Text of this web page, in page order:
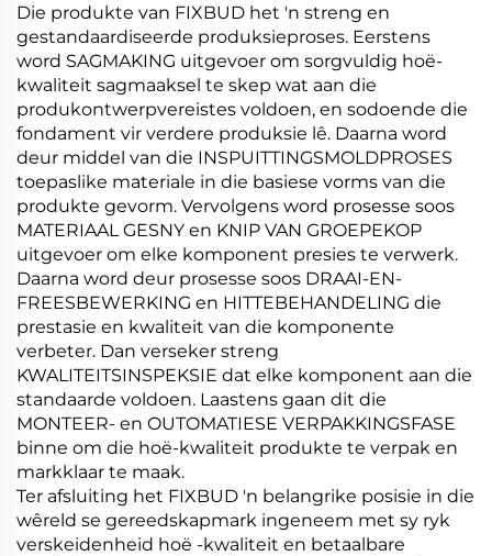
Die produkte van FIXBUD het 'n streng en
gestandaardiseerde produksieproses. Eerstens
word SAGMAKING uitgevoer om sorgvuldig hoë-
kwaliteit sagmaaksel te skep wat aan die
produkontwerpvereistes voldoen, en sodoende die
fondament vir verdere produksie lê. Daarna word
deur middel van die INSPUITTINGSMOLDPROSES
toepaslike materiale in die basiese vorms van die
produkte gevorm. Vervolgens word prosesse soos
MATERIAAL GESNY en KNIP VAN GROEPEKOP
uitgevoer om elke komponent presies te verwerk.
Daarna word deur prosesse soos DRAAI-EN-
FREESBEWERKING en HITTEBEHANDELING die
prestasie en kwaliteit van die komponente
verbeter. Dan verseker streng
KWALITEITSINSPEKSIE dat elke komponent aan die
standaarde voldoen. Laastens gaan dit die
MONTEER- en OUTOMATIESE VERPAKKINGSFASE
binne om die hoë-kwaliteit produkte te verpak en
markklaar te maak.
Ter afsluiting het FIXBUD 'n belangrike posisie in die
wêreld se gereedskapmark ingeneem met sy ryk
verskeidenheid hoë -kwaliteit en betaalbare